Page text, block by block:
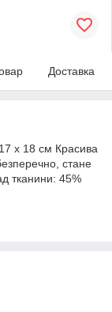
Доставка
х 18 см Красива
стане
тканини: 45%